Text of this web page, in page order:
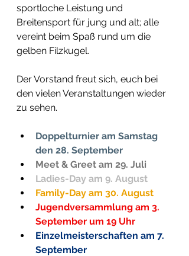
sportloche Leistung und
Breitensport für jung und alt; alle
vereint beim Spaß rund um die
gelben Filzkugel.
Der Vorstand freut sich, euch bei
den vielen Veranstaltungen wieder
zu sehen.
Doppelturnier am Samstag
den 28. September
Meet & Greet am 29. Juli
Ladies-Day am 9. August
Family-Day am 30. August
Jugendversammlung am 3.
September um 19 Uhr
Einzelmeisterschaften am 7.
September